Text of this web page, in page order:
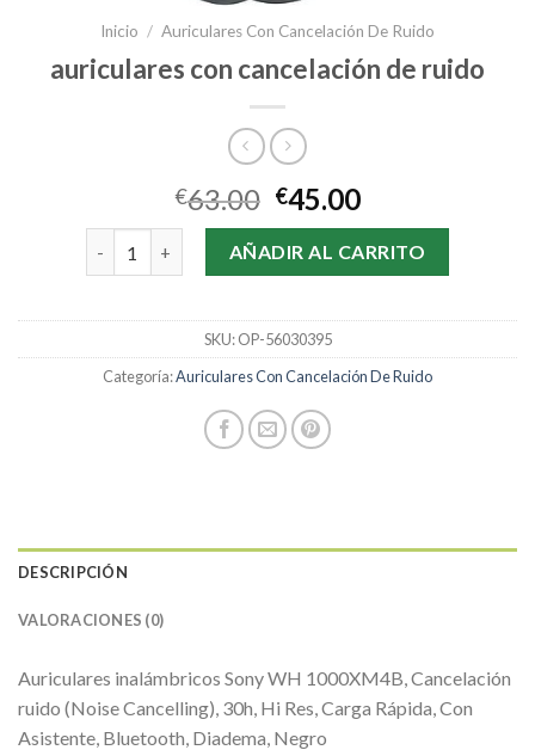
Inicio / Auriculares Con Cancelación De Ruido
auriculares con cancelación de ruido
€63.00 €45.00
auriculares con cancelación de ruido cantidad
AÑADIR AL CARRITO
SKU:OP-56030395
Categoría:Auriculares Con Cancelación De Ruido
DESCRIPCIÓN
VALORACIONES (0)
Auriculares inalámbricos Sony WH 1000XM4B, Cancelación
ruido (Noise Cancelling), 30h, Hi Res, Carga Rápida, Con
Asistente, Bluetooth, Diadema, Negro